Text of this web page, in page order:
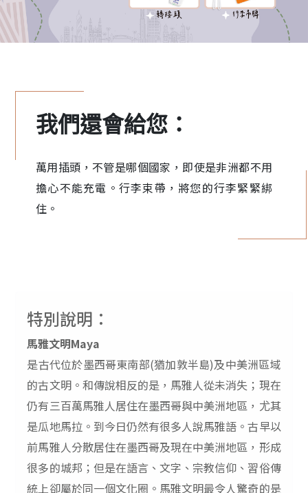
我們還會給您：
萬用插頭，不管是哪個國家，即使是非洲都不用
擔心不能充電。行李束帶，將您的行李緊緊綁
住。
特別說明：
馬雅文明Maya
是古代位於墨西哥東南部(猶加敦半島)及中美洲區域
的古文明。和傳說相反的是，馬雅人從未消失；現在
仍有三百萬馬雅人居住在墨西哥與中美洲地區，尤其
是瓜地馬拉。到今日仍然有很多人說馬雅語。古早以
前馬雅人分散居住在墨西哥及現在中美洲地區，形成
很多的城邦；但是在語言、文字、宗教信仰、習俗傳
統上卻屬於同一個文化圈。馬雅文明最令人驚奇的是